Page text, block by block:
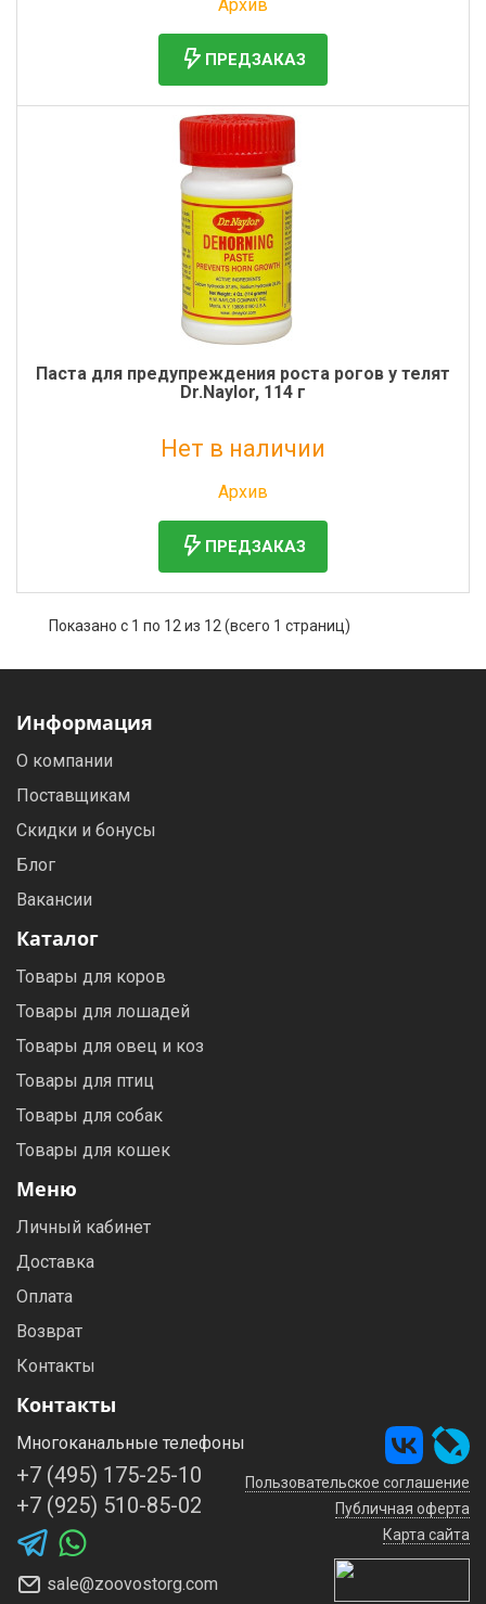
Архив
ПРЕДЗАКАЗ
Паста для предупреждения роста рогов у телят
Dr.Naylor, 114 г
Нет в наличии
Архив
ПРЕДЗАКАЗ
Показано с 1 по 12 из 12 (всего 1 страниц)
Информация
О компании
Поставщикам
Скидки и бонусы
Блог
Вакансии
Каталог
Товары для коров
Товары для лошадей
Товары для овец и коз
Товары для птиц
Товары для собак
Товары для кошек
Меню
Личный кабинет
Доставка
Оплата
Возврат
Контакты
Контакты
Многоканальные телефоны
+7 (495) 175-25-10
+7 (925) 510-85-02
sale@zoovostorg.com
Пользовательское соглашение
Публичная оферта
Карта сайта